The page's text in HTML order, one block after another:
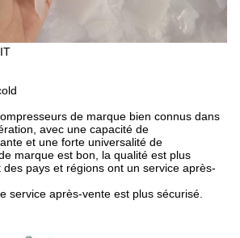
de marque bien connus dans
avec une capacité de
et une forte universalité de
marque est bon, la qualité est plus
pays et régions ont un service après-
service après-vente est plus sécurisé.